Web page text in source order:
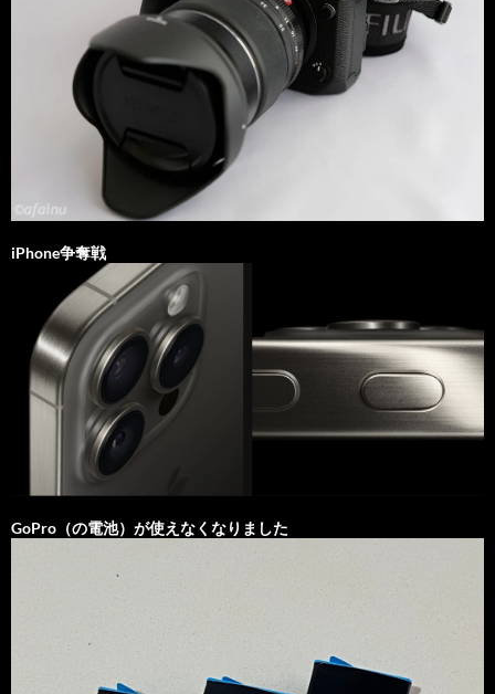
iPhone争奪戦
GoPro（の電池）が使えなくなりました